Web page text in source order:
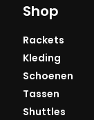
Shop
Rackets
Kleding
Schoenen
Tassen
Shuttles